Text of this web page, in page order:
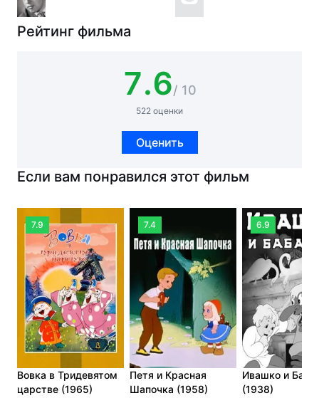
Рейтинг фильма
7.6/ 10
522 оценки
Оценить
Если вам понравился этот фильм
7.9
Вовка в Тридевятом
царстве (1965)
7.4
Петя и Красная
Шапочка (1958)
6.9
Ивашко и
(1938)